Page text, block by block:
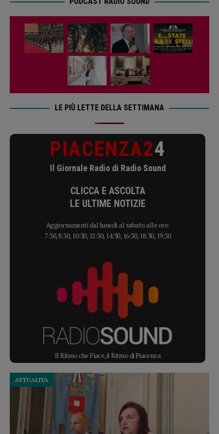
LE PIÙ LETTE DELLA SETTIMANA
PIACENZA24
Il Giornale Radio di Radio Sound
CLICCA E ASCOLTA
LE ULTIME NOTIZIE
Aggiornamenti dal lunedì al sabato alle ore:
7:30, 8:30, 10:30, 12:30, 14:30, 16:30, 18:30, 19:30
Il Ritmo che Piace, il Ritmo di Piacenza
ATTUALITÀ